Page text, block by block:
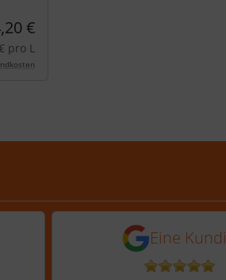
€
pro L
von 5 Sternen
einer Kundin vor 10
5 von 5Eine